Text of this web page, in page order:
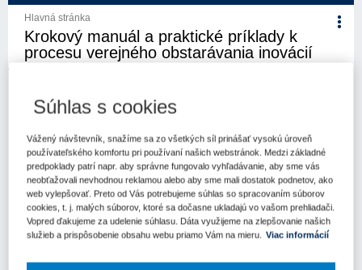
Hlavná stránka
Krokový manuál a praktické príklady k
procesu verejného obstarávania inovácií
obstarávanie
Kľúčové slová
Verejné obstarávanie Inovácie
Register kľúčových slov
Úrad pre verejné obstarávanie prichádza s krokovým
podporu využívania inovatívnych foriem verejného
Súhlas s cookies
Vážený návštevník, snažíme sa zo všetkých síl prinášať vysokú úroveň
používateľského komfortu pri používaní našich webstránok. Medzi základné
predpoklady patrí napr. aby správne fungovalo vyhľadávanie, aby sme vás
neobťažovali nevhodnou reklamou alebo aby sme mali dostatok podnetov, ako
web vylepšovať. Preto od Vás potrebujeme súhlas so spracovaním súborov
cookies, t. j. malých súborov, ktoré sa dočasne ukladajú vo vašom prehliadači.
Vopred ďakujeme za udelenie súhlasu. Dáta využijeme na zlepšovanie našich
služieb a prispôsobenie obsahu webu priamo Vám na mieru. Viac informácií